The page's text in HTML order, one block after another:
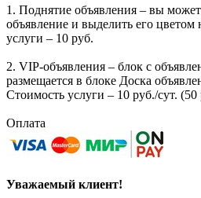
1. Поднятие объявления – вы
объявление и выделить его цветом
услуги – 10 руб.
2. VIP-объявления – блок с
размещается в блоке Доска
Стоимость услуги – 10 руб./сут.
Оплата
Уважаемый клиент!